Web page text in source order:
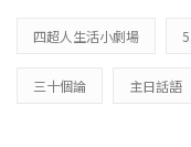
四超人生活小劇場
三十個論 主日話語